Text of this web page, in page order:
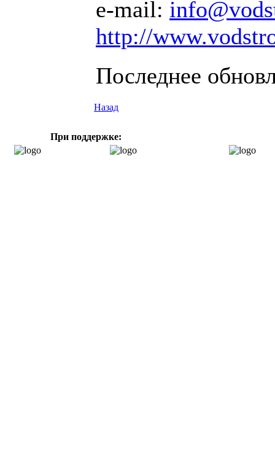
e-mail:
http://
Последнее
Назад
При поддержке: